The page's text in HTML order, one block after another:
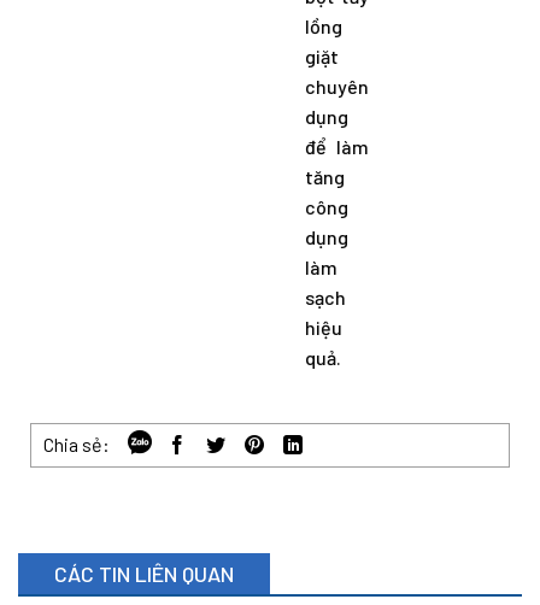
lồng
giặt
chuyên
dụng
để làm
tăng
công
dụng
làm
sạch
hiệu
quả.
Chia sẻ:
CÁC TIN LIÊN QUAN